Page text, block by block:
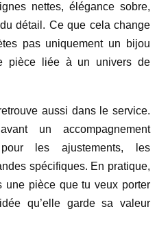
nettes, élégance sobre,
détail. Ce que cela change
pas uniquement un bijou
pièce liée à un univers de
aussi dans le service.
un accompagnement
pour les ajustements, les
spécifiques. En pratique,
une pièce que tu veux porter
qu’elle garde sa valeur